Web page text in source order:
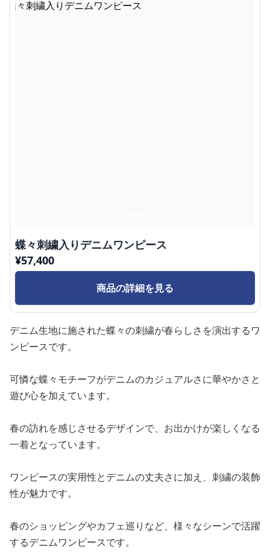
蝶々刺繍入りデニムワンピース
¥57,400
商品の詳細を見る
デニム生地に施された蝶々の刺繍が春らしさを演出するワ
ンピースです。
可憐な蝶々モチーフがデニムのカジュアルさに華やかさと
遊び心を加えています。
春の訪れを感じさせるデザインで、お出かけが楽しくなる
一着となっています。
ワンピースの実用性とデニムの丈夫さに加え、刺繍の装飾
性が魅力です。
春のショッピングやカフェ巡りなど、様々なシーンで活躍
するデニムワンピースです。